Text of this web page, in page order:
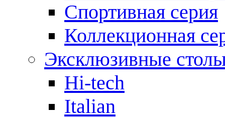
Спортивная серия
Коллекционная
Эксклюзивные
Hi-tech
Italian